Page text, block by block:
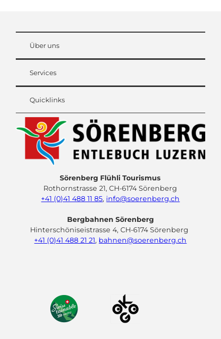
Über uns
Services
Quicklinks
Sörenberg Flühli Tourismus
Rothornstrasse 21, CH-6174 Sörenberg
+41 (0)41 488 11 85, info@soerenberg.ch
Bergbahnen Sörenberg
Hinterschöniseistrasse 4, CH-6174 Sörenberg
+41 (0)41 488 21 21, bahnen@soerenberg.ch
g
r
a
e
d
I
n